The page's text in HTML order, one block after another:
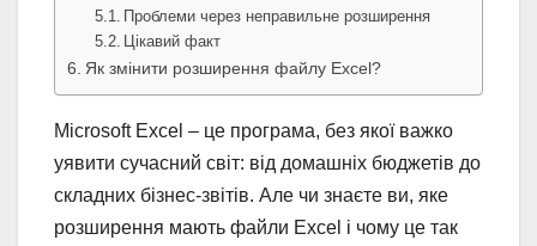
Проблеми через неправильне розширення
Цікавий факт
Як змінити розширення файлу Excel?
Microsoft Excel – це програма, без якої важко
уявити сучасний світ: від домашніх бюджетів до
складних бізнес-звітів. Але чи знаєте ви, яке
розширення мають файли Excel і чому це так